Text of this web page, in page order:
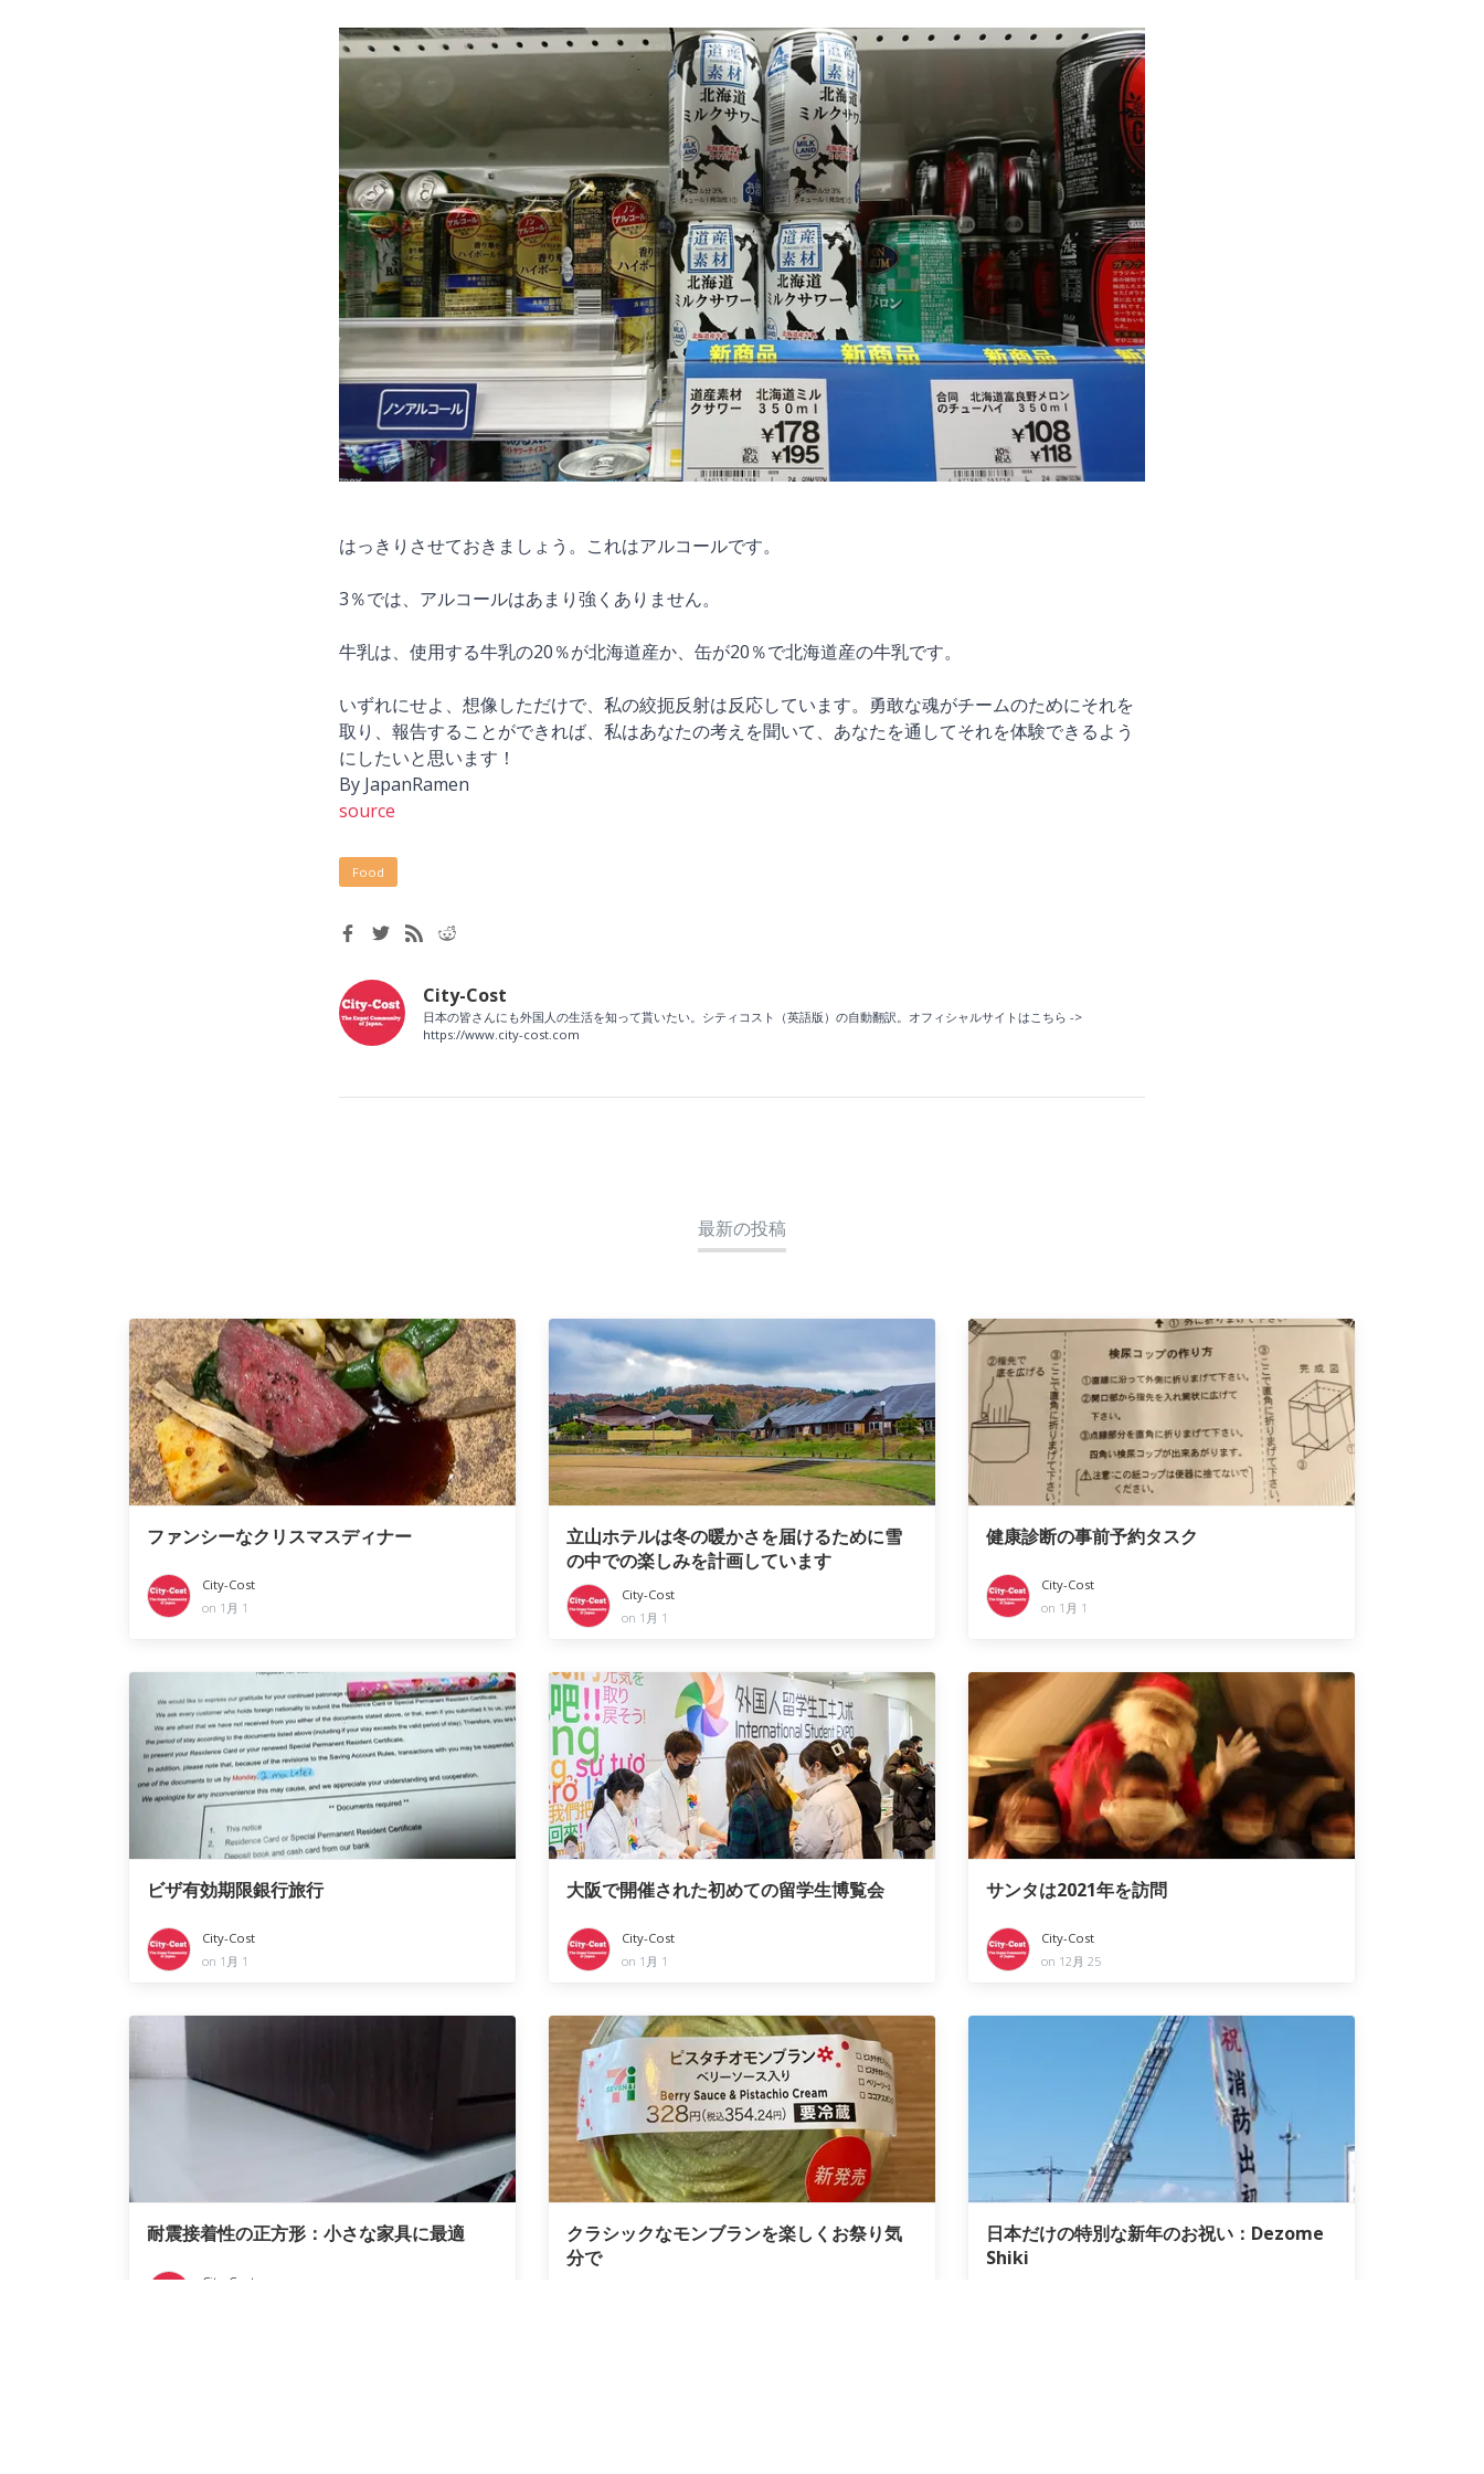
はっきりさせておきましょう。これはアルコールです。
3％では、アルコールはあまり強くありません。
牛乳は、使用する牛乳の20％が北海道産か、缶が20％で北海道産の牛乳です。
いずれにせよ、想像しただけで、私の絞扼反射は反応しています。勇敢な魂がチームのためにそれを
取り、報告することができれば、私はあなたの考えを聞いて、あなたを通してそれを体験できるよう
にしたいと思います！
By JapanRamen
source
Food
City-Cost
日本の皆さんにも外国人の生活を知って貰いたい。シティコスト（英語版）の自動翻訳。オフィシャルサイトはこちら ->
https://www.city-cost.com
最新の投稿
ファンシーなクリスマスディナー
City-Cost
on 1月 1
立山ホテルは冬の暖かさを届けるために雪
の中での楽しみを計画しています
City-Cost
on 1月 1
健康診断の事前予約タスク
City-Cost
on 1月 1
ビザ有効期限銀行旅行
City-Cost
on 1月 1
大阪で開催された初めての留学生博覧会
City-Cost
on 1月 1
サンタは2021年を訪問
City-Cost
on 12月 25
耐震接着性の正方形：小さな家具に最適
City-Cost
クラシックなモンブランを楽しくお祭り気
分で
日本だけの特別な新年のお祝い：Dezome
Shiki